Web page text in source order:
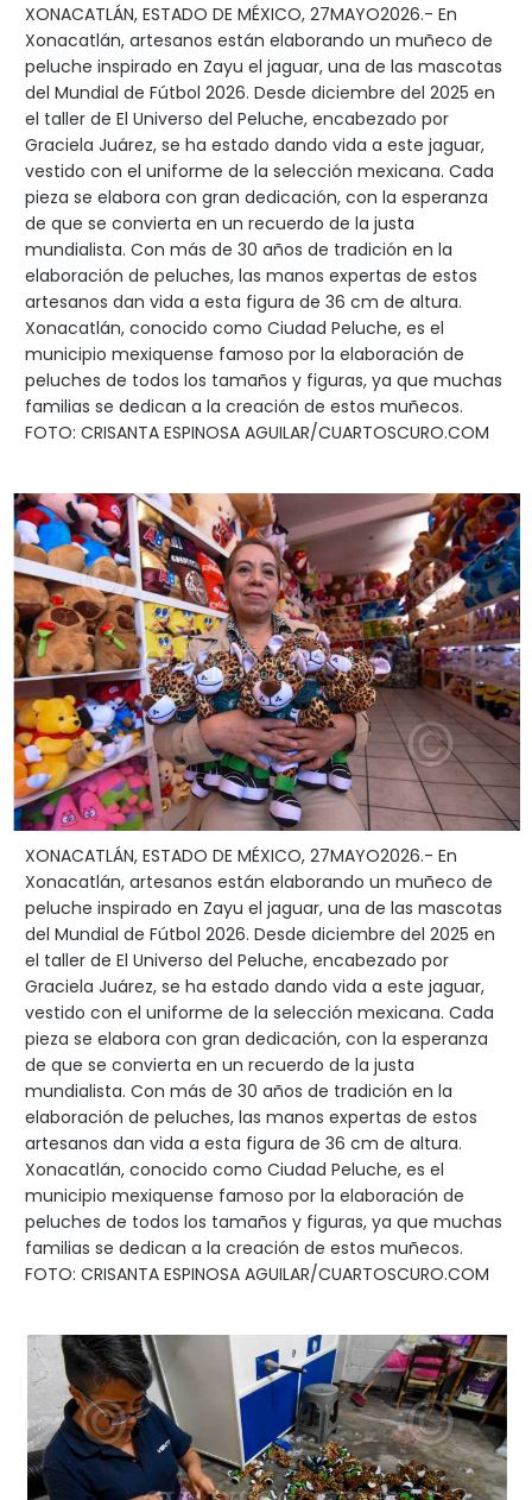
XONACATLÁN, ESTADO DE MÉXICO, 27MAYO2026.- En
Xonacatlán, artesanos están elaborando un muñeco de
peluche inspirado en Zayu el jaguar, una de las mascotas
del Mundial de Fútbol 2026. Desde diciembre del 2025 en
el taller de El Universo del Peluche, encabezado por
Graciela Juárez, se ha estado dando vida a este jaguar,
vestido con el uniforme de la selección mexicana. Cada
pieza se elabora con gran dedicación, con la esperanza
de que se convierta en un recuerdo de la justa
mundialista. Con más de 30 años de tradición en la
elaboración de peluches, las manos expertas de estos
artesanos dan vida a esta figura de 36 cm de altura.
Xonacatlán, conocido como Ciudad Peluche, es el
municipio mexiquense famoso por la elaboración de
peluches de todos los tamaños y figuras, ya que muchas
familias se dedican a la creación de estos muñecos.
FOTO: CRISANTA ESPINOSA AGUILAR/CUARTOSCURO.COM
XONACATLÁN, ESTADO DE MÉXICO, 27MAYO2026.- En
Xonacatlán, artesanos están elaborando un muñeco de
peluche inspirado en Zayu el jaguar, una de las mascotas
del Mundial de Fútbol 2026. Desde diciembre del 2025 en
el taller de El Universo del Peluche, encabezado por
Graciela Juárez, se ha estado dando vida a este jaguar,
vestido con el uniforme de la selección mexicana. Cada
pieza se elabora con gran dedicación, con la esperanza
de que se convierta en un recuerdo de la justa
mundialista. Con más de 30 años de tradición en la
elaboración de peluches, las manos expertas de estos
artesanos dan vida a esta figura de 36 cm de altura.
Xonacatlán, conocido como Ciudad Peluche, es el
municipio mexiquense famoso por la elaboración de
peluches de todos los tamaños y figuras, ya que muchas
familias se dedican a la creación de estos muñecos.
FOTO: CRISANTA ESPINOSA AGUILAR/CUARTOSCURO.COM